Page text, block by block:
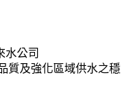
水公司
質及強化區域供水之